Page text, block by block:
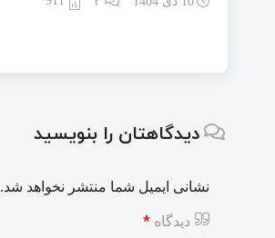
دیدگاهتان را بنویسید
نشانی ایمیل شما منتشر نخواهد شد.
دیدگاه *